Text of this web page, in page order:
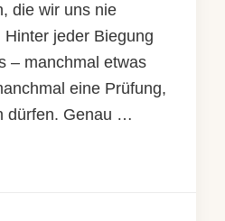
die wir uns nie
jeder Biegung
– manchmal etwas
eine Prüfung,
dürfen. Genau …